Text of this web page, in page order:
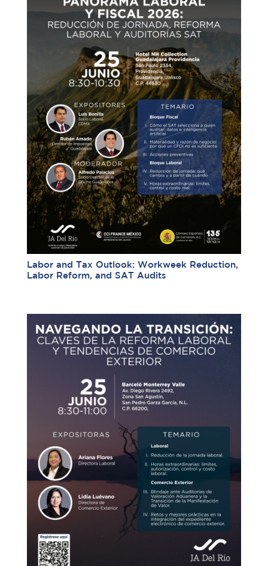
Labor and Tax Outlook: Workweek Reduction,
Labor Reform, and SAT Audits